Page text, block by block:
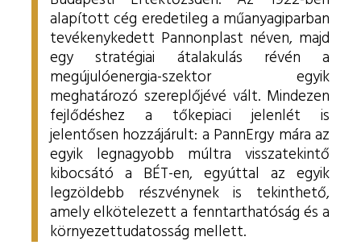
alapított cég eredetileg a műanyagiparban
tevékenykedett Pannonplast néven, majd
egy stratégiai átalakulás révén a
megújulóenergia-szektor egyik
meghatározó szereplőjévé vált. Mindezen
fejlődéshez a tőkepiaci jelenlét is
jelentősen hozzájárult: a PannErgy mára az
egyik legnagyobb múltra visszatekintő
kibocsátó a BÉT-en, egyúttal az egyik
legzöldebb részvénynek is tekinthető,
amely elkötelezett a fenntarthatóság és a
környezettudatosság mellett.